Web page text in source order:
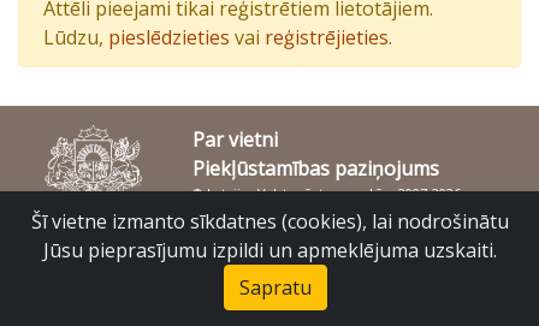
Attēli pieejami tikai reģistrētiem lietotājiem.
Lūdzu, pieslēdzieties vai reģistrējieties.
Par vietni
Piekļūstamības paziņojums
© Latvijas Valsts vēstures arhīvs 2007-2026
Slokas iela 16, Rīga, LV – 1048
Šī vietne izmanto sīkdatnes (cookies), lai nodrošinātu
Jūsu pieprasījumu izpildi un apmeklējuma uzskaiti.
Sapratu